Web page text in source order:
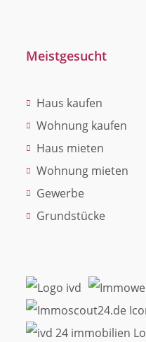
Meistgesucht
Haus kaufen
Wohnung kaufen
Haus mieten
Wohnung mieten
Gewerbe
Grundstücke